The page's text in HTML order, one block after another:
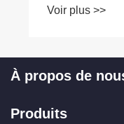
Voir plus >>
À propos de
Produits